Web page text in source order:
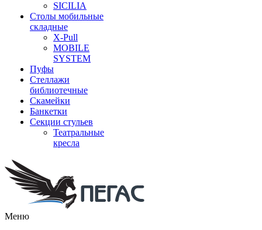
SICILIA
Столы мобильные
складные
X-Pull
MOBILE
SYSTEM
Пуфы
Стеллажи
библиотечные
Скамейки
Банкетки
Секции стульев
Театральные
кресла
Меню